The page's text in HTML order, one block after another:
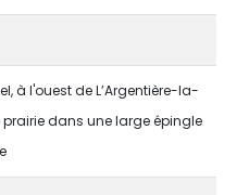
à l'ouest de L’Argentière-la-
prairie dans une large épingle